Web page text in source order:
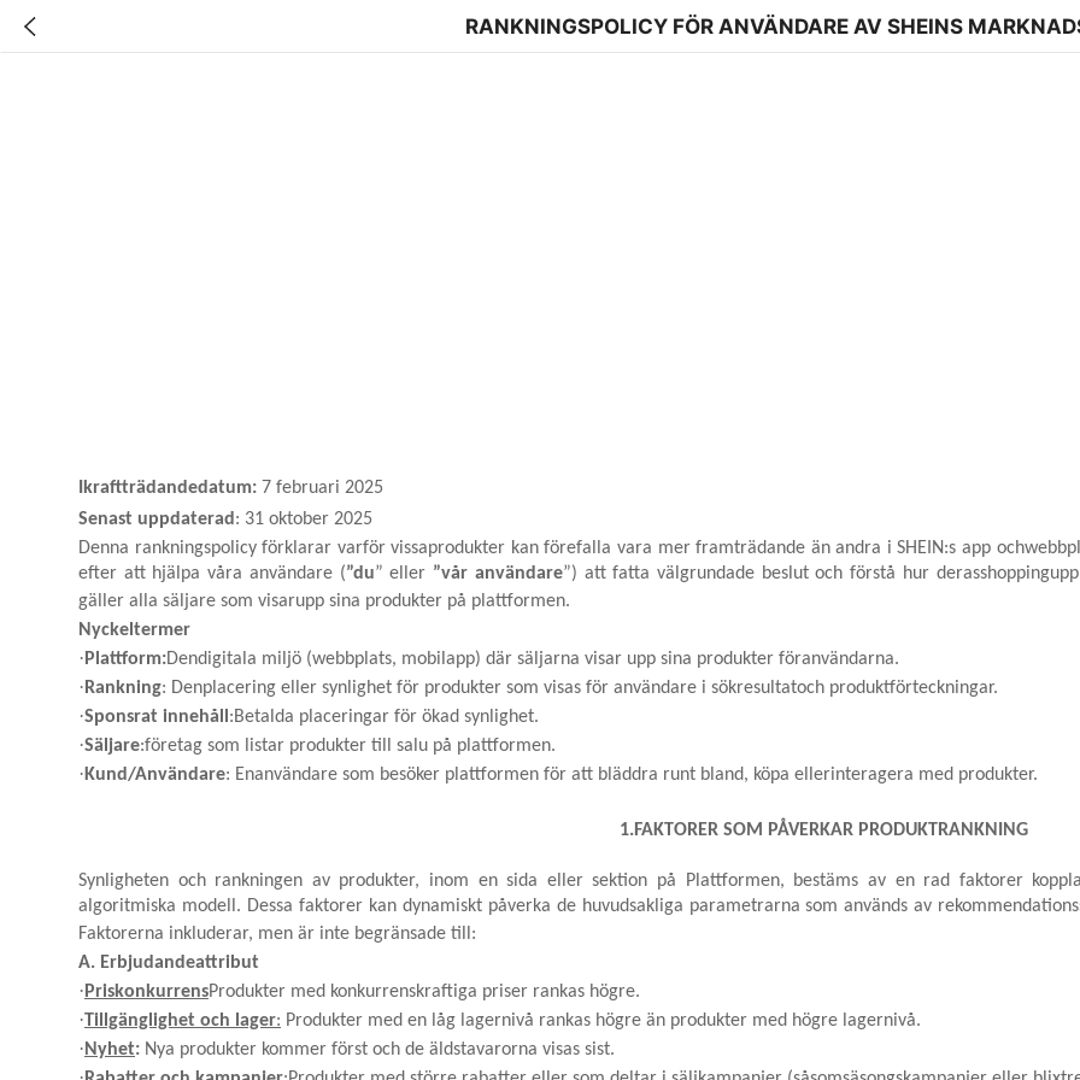
RANKNINGSPOLICY FÖR ANVÄNDARE AV SHEINS
Ikraftträdandedatum: 7 februari 2025
Senast uppdaterad: 31 oktober 2025
Denna rankningspolicy förklarar varför vissaprodukter kan förefalla vara mer framträdande än andra i SHEIN:s app
efter att hjälpa våra användare (”du” eller ”vår användare”) att fatta välgrundade beslut och förstå hur
gäller alla säljare som visarupp sina produkter på plattformen.
Nyckeltermer
·Plattform:Dendigitala miljö (webbplats, mobilapp) där säljarna visar upp sina produkter föranvändarna.
·Rankning: Denplacering eller synlighet för produkter som visas för användare i sökresultatoch produktförteckningar.
·Sponsrat innehåll:Betalda placeringar för ökad synlighet.
·Säljare:företag som listar produkter till salu på plattformen.
·Kund/Användare: Enanvändare som besöker plattformen för att bläddra runt bland, köpa ellerinteragera med produkter.
1.FAKTORER SOM PÅVERKAR PRODUKTRANKNING
Synligheten och rankningen av produkter, inom en sida eller sektion på Plattformen, bestäms av en rad faktorer
algoritmiska modell. Dessa faktorer kan dynamiskt påverka de huvudsakliga parametrarna som används av
Faktorerna inkluderar, men är inte begränsade till:
A. Erbjudandeattribut
·PriskonkurrensProdukter med konkurrenskraftiga priser rankas högre.
·Tillgänglighet och lager: Produkter med en låg lagernivå rankas högre än produkter med högre lagernivå.
·Nyhet: Nya produkter kommer först och de äldstavarorna visas sist.